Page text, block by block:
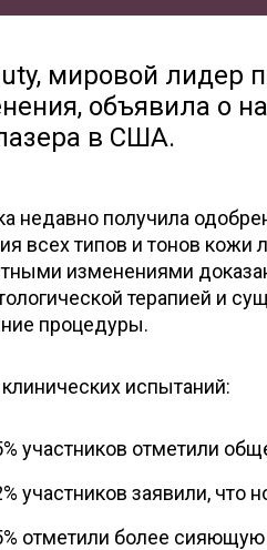
мировой лидер
объявила о
в США.
недавно получила
всех типов и тонов кожи
изменениями
терапией и
процедуры.
испытаний:
участников отметили
участников заявили, что
отметили более